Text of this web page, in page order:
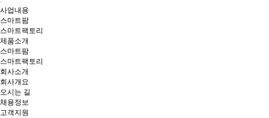
사업내용
스마트팜
스마트팩토리
제품소개
스마트팜
스마트팩토리
회사소개
회사개요
오시는 길
채용정보
고객지원